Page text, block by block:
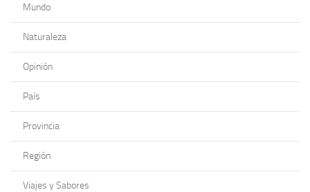
Mundo
Naturaleza
Opinión
País
Provincia
Región
Viajes y Sabores